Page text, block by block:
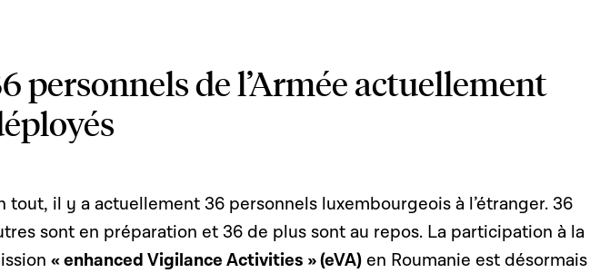
personnels de l’Armée actuellement
tout, il y a actuellement 36 personnels luxembourgeois à l’étranger. 36
sont en préparation et 36 de plus sont au repos. La participation à la
« enhanced Vigilance Activities » (eVA)en Roumanie est désormais